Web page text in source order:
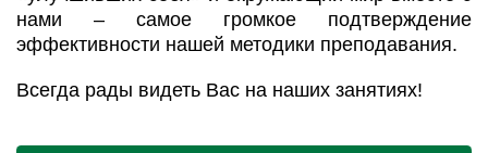
нами – самое громкое подтверждение
эффективности нашей методики преподавания.
Всегда рады видеть Вас на наших занятиях!